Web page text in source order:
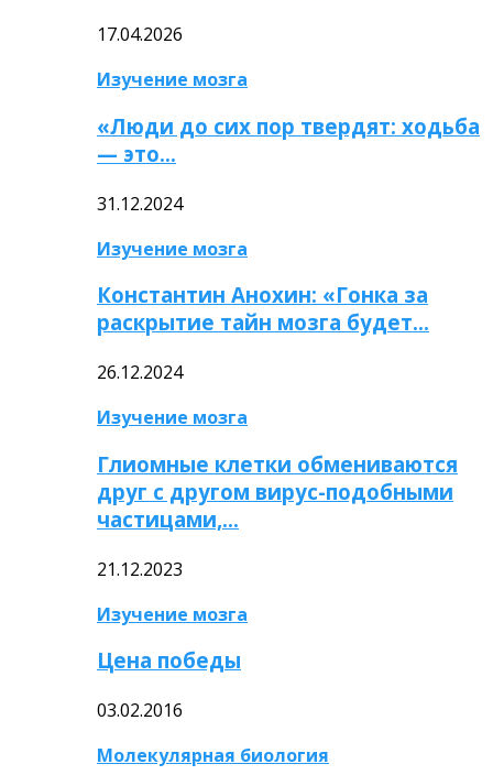
17.04.2026
Изучение мозга
«Люди до сих пор твердят: ходьба
— это…
31.12.2024
Изучение мозга
Константин Анохин: «Гонка за
раскрытие тайн мозга будет…
26.12.2024
Изучение мозга
Глиомные клетки обмениваются
друг с другом вирус-подобными
частицами,…
21.12.2023
Изучение мозга
Цена победы
03.02.2016
Молекулярная биология